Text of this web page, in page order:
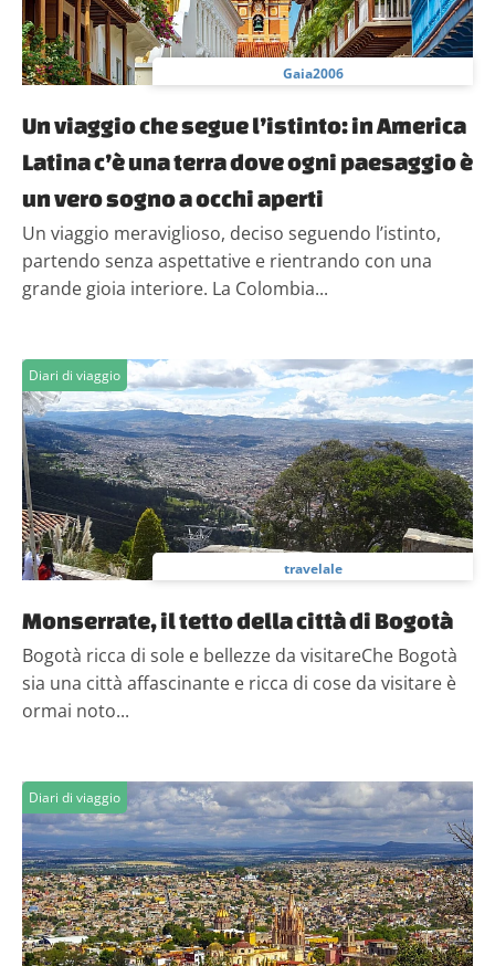
Gaia2006
Un viaggio che segue l’istinto: in America
Latina c’è una terra dove ogni paesaggio è
un vero sogno a occhi aperti
Un viaggio meraviglioso, deciso seguendo l’istinto,
partendo senza aspettative e rientrando con una
grande gioia interiore. La Colombia...
Diari di viaggio
travelale
Monserrate, il tetto della città di Bogotà
Bogotà ricca di sole e bellezze da visitareChe Bogotà
sia una città affascinante e ricca di cose da visitare è
ormai noto...
Diari di viaggio